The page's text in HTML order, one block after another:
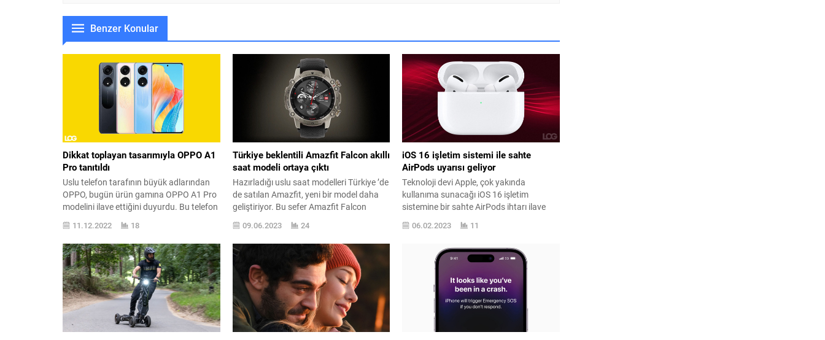
Benzer Konular
Dikkat toplayan tasarımıyla OPPO A1
Pro tanıtıldı
Uslu telefon tarafının büyük adlarından
OPPO, bugün ürün gamına OPPO A1 Pro
modelini ilave ettiğini duyurdu. Bu telefon
tasarımla öne çıkıyor. OPPO A1
Pro, OPPO ’nun son yarıyılda tanıttığı
tasarımsal olarak en çok dikkat toplayan
modeli konumunda. Özellikle arka
kamera modülündeki tasarım oyunu öne
çıkan telefon, kavisli kenarlara ve ince
çerçevelere...
11.12.2022 18
Türkiye beklentili Amazfit Falcon akıllı
saat modeli ortaya çıktı
Hazırladığı uslu saat modelleri Türkiye ’de
de satılan Amazfit, yeni bir model daha
geliştiriyor. Bu sefer Amazfit Falcon
geliyor. Amazfit Falcon, GSMArena
tarafından sızdırılan en yeni uslu saat
modellerinden oldu. Zorlu koşullara sahip
adaleli bir model olarak dikkat toplayan
saat, söylendiği kadarıyla resmi olarak 13
Ekim tarihinde lanse edilecek. Daha
evvel...
09.06.2023 24
iOS 16 işletim sistemi ile sahte
AirPods uyarısı geliyor
Teknoloji devi Apple, çok yakında
kullanıma sunacağı iOS 16 işletim
sistemine bir sahte AirPods ihtarı ilave
etmiş. WWDC22 aktifliğinin en
ehemmiyetli bülteni olan, tüm
işletim sistemi, sayfanın altında
görebileceğiniz yardımlı tüm iPhone
modelleri için 12 Eylül haysiyetiyle
indirilebilir olacak. Versiyon için çıkan son
versiyonda bulunan kodlarda...
06.02.2023 11